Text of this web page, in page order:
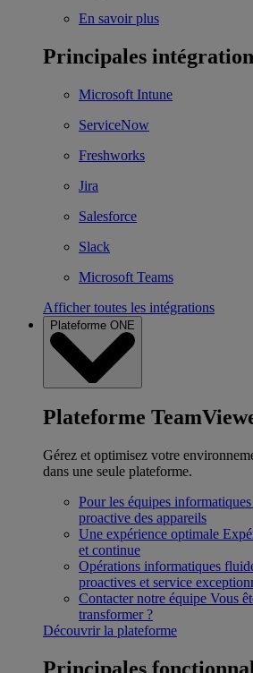
En savoir plus
Principales
Microsoft Intune
ServiceNow
Freshworks
Jira
Salesforce
Slack
Microsoft Teams
Afficher toutes les intégrations
Plateforme ONE
Plateforme
Gérez et optimisez votre
dans une seule plateforme.
Pour les équipes
proactive des appareils
Une expérience optimale
et continue
Opérations informatiques
proactives et service
Contacter notre équipe Vous
transformer ?
Découvrir la plateforme